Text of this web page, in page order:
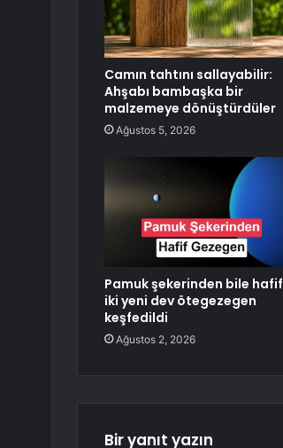
Camın tahtını sallayabilir:
Ahşabı bambaşka bir
malzemeye dönüştürdüler
Ağustos 5, 2026
Pamuk şekerinden bile hafif
iki yeni dev ötegezegen
keşfedildi
Ağustos 2, 2026
Bir yanıt yazın